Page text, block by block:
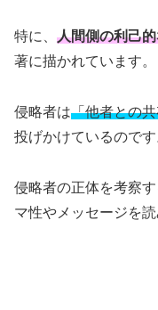
特に、 人間側の利己
著に描かれています。
侵略者は「他者との
投げかけているのです
侵略者の正体を考察
マ性やメッセージを